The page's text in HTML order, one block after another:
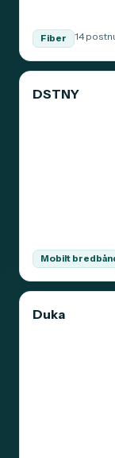
Fiber 14
DSTNY
Mobilt
Duka